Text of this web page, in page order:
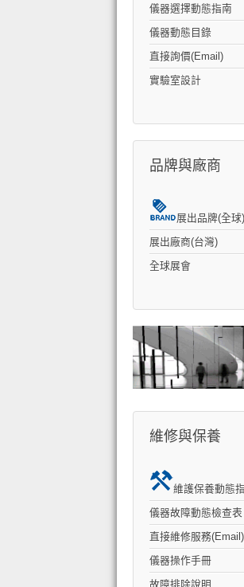
儀器選擇動態指南
儀器動態目錄
直接詢價(Email)
實驗室設計
品牌與廠商
展出品牌(全球)
展出廠商(台灣)
全球展會
維修與保養
維護保養動態
儀器故障動態檢查表
直接維修服務(Email)
儀器操作手冊
故障排除說明